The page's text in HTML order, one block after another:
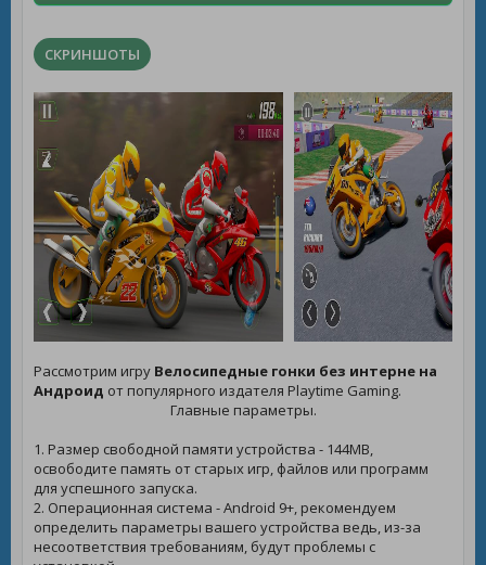
СКРИНШОТЫ
Рассмотрим игру Велосипедные гонки без интерне на
Андроид от популярного издателя Playtime Gaming.
Главные параметры.
1. Размер свободной памяти устройства - 144MB,
освободите память от старых игр, файлов или программ
для успешного запуска.
2. Операционная система - Android 9+, рекомендуем
определить параметры вашего устройства ведь, из-за
несоответствия требованиям, будут проблемы с